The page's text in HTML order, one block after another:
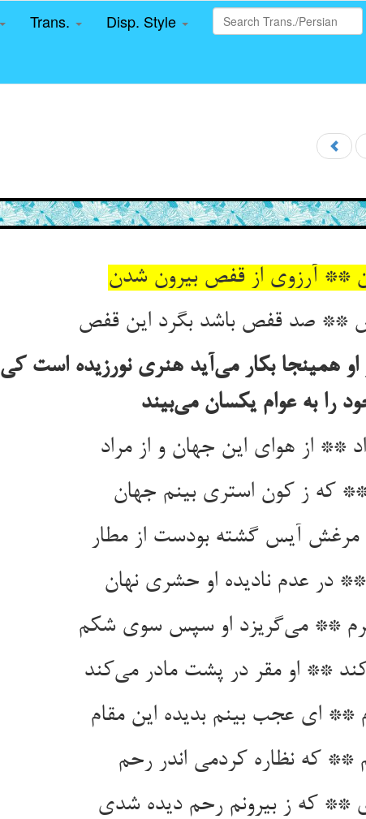
Trans. Disp. Style
** آرزوی از قفص بیرون شدن
** صد قفص باشد بگرد این قفص
همینجا بکار می‌آید هنری نورزیده است کی
را به عوام یکسان می‌بیند
** از هوای این جهان و از مراد
که ز کون استری بینم جهان
مرغش آیس گشته بودست از مطار
در عدم نادیده او حشری نهان
** می‌گریزد او سپس سوی شکم
** او مقر در پشت مادر می‌کند
** ای عجب بینم بدیده این مقام
که نظاره کردمی اندر رحم
** که ز بیرونم رحم دیده شدی